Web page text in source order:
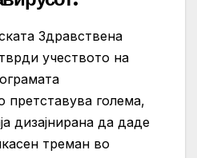
Здравствена
учеството на
претставува голема,
дизајнирана да даде
треман во